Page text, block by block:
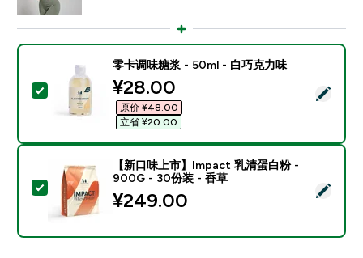
Select this product - 零卡调味糖浆 - 50ml - 白巧克力
零卡调味糖浆 - 50ml - 白巧克力味
discounted price
¥28.00‎
原价 ¥48.00‎
立省 ¥20.00‎
Select this product - 【新口味上市】Impact 乳清蛋
【新口味上市】Impact 乳清蛋白粉 -
900G - 30份装 - 香草
¥249.00‎